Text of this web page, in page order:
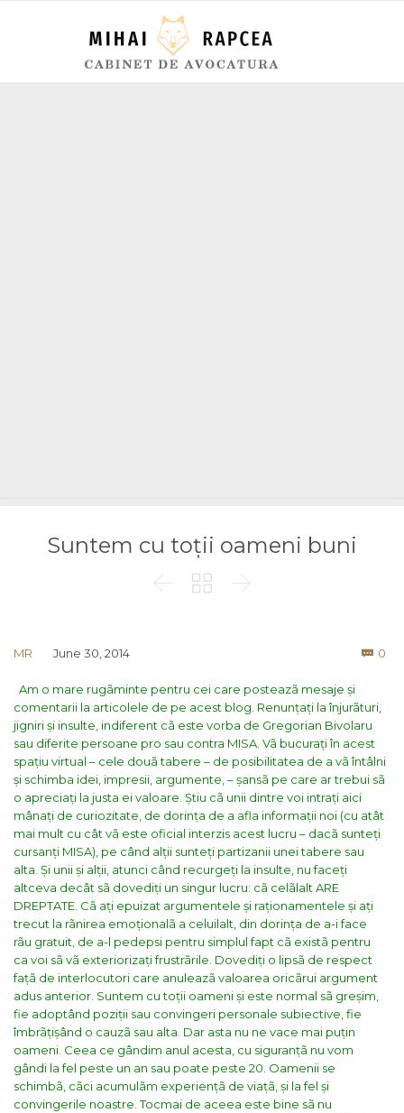
Suntem cu toții oameni buni
  
MR June 30, 2014  0
Am o mare rugãminte pentru cei care posteazã mesaje și
comentarii la articolele de pe acest blog. Renunțați la înjurãturi,
jigniri și insulte, indiferent cã este vorba de Gregorian Bivolaru
sau diferite persoane pro sau contra MISA. Vã bucurați în acest
spațiu virtual – cele douã tabere – de posibilitatea de a vã întâlni
și schimba idei, impresii, argumente, – șansã pe care ar trebui sã
o apreciați la justa ei valoare. Știu cã unii dintre voi intrați aici
mânați de curiozitate, de dorința de a afla informații noi (cu atât
mai mult cu cât vã este oficial interzis acest lucru – dacã sunteți
cursanți MISA), pe când alții sunteți partizanii unei tabere sau
alta. Și unii și alții, atunci când recurgeți la insulte, nu faceți
altceva decât sã dovediți un singur lucru: cã celãlalt ARE
DREPTATE. Cã ați epuizat argumentele și raționamentele și ați
trecut la rãnirea emoționalã a celuilalt, din dorința de a-i face
rãu gratuit, de a-l pedepsi pentru simplul fapt cã existã pentru
ca voi sã vã exteriorizați frustrãrile. Dovediți o lipsã de respect
fațã de interlocutori care anuleazã valoarea oricãrui argument
adus anterior. Suntem cu toții oameni și este normal sã greșim,
fie adoptând poziții sau convingeri personale subiective, fie
îmbrãțișând o cauzã sau alta. Dar asta nu ne vace mai puțin
oameni. Ceea ce gândim anul acesta, cu siguranțã nu vom
gândi la fel peste un an sau poate peste 20. Oamenii se
schimbã, cãci acumulãm experiențã de viațã, și la fel și
convingerile noastre. Tocmai de aceea este bine sã nu